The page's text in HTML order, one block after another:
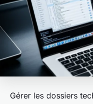
Gérer les dossiers